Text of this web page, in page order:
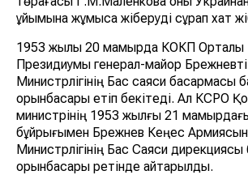
ұйымына жұмысқа жіберуді сұрап хат
1953 жылы 20 мамырда КОКП Орталық
Президиумы генерал-майор
Министрлігінің Бас саяси басқармасы
орынбасары етіп бекітеді. Ал КСРО
министрінің 1953 жылғы 21
бұйрығымен Брежнев Кеңес
Министрлігінің Бас Саяси
орынбасары ретінде қайтарылды.